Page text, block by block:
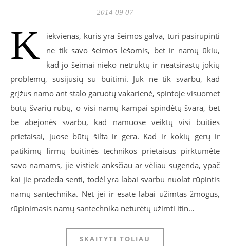
2014 09 07
K
iekvienas, kuris yra šeimos galva, turi pasirūpinti
ne tik savo šeimos lėšomis, bet ir namų ūkiu,
kad jo šeimai nieko netruktų ir neatsirastų jokių
problemų, susijusių su buitimi. Juk ne tik svarbu, kad
grįžus namo ant stalo garuotų vakarienė, spintoje visuomet
būtų švarių rūbų, o visi namų kampai spindėtų švara, bet
be abejonės svarbu, kad namuose veiktų visi buities
prietaisai, juose būtų šilta ir gera. Kad ir kokių gerų ir
patikimų firmų buitinės technikos prietaisus pirktumėte
savo namams, jie vistiek anksčiau ar vėliau sugenda, ypač
kai jie pradeda senti, todėl yra labai svarbu nuolat rūpintis
namų santechnika. Net jei ir esate labai užimtas žmogus,
rūpinimasis namų santechnika neturėtų užimti itin…
SKAITYTI TOLIAU